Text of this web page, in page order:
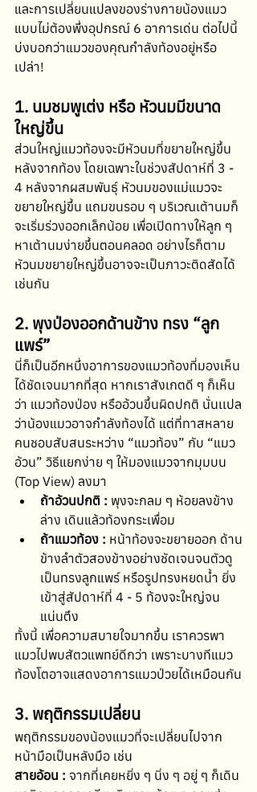
และการเปลี่ยนแปลงของร่างกายน้องแมว
แบบไม่ต้องพึ่งอุปกรณ์ 6 อาการเด่น ต่อไปนี้
บ่งบอกว่าแมวของคุณกำลังท้องอยู่หรือ
เปล่า!
1. นมชมพูเต่ง หรือ หัวนมมีขนาด
ใหญ่ขึ้น
ส่วนใหญ่แมวท้องจะมีหัวนมที่ขยายใหญ่ขึ้น
หลังจากท้อง โดยเฉพาะในช่วงสัปดาห์ที่ 3 -
4 หลังจากผสมพันธุ์ หัวนมของแม่แมวจะ
ขยายใหญ่ขึ้น แถมขนรอบ ๆ บริเวณเต้านมก็
จะเริ่มร่วงออกเล็กน้อย เพื่อเปิดทางให้ลูก ๆ
หาเต้านมง่ายขึ้นตอนคลอด อย่างไรก็ตาม
หัวนมขยายใหญ่ขึ้นอาจจะเป็นภาวะติดสัดได้
เช่นกัน
2. พุงป่องออกด้านข้าง ทรง “ลูก
แพร์”
นี่ก็เป็นอีกหนึ่งอาการของแมวท้องที่มองเห็น
ได้ชัดเจนมากที่สุด หากเราสังเกตดี ๆ ก็เห็น
ว่า แมวท้องป่อง หรืออ้วนขึ้นผิดปกติ นั่นเเปล
ว่าน้องแมวอาจกำลังท้องได้ แต่ที่ทาสหลาย
คนชอบสับสนระหว่าง “แมวท้อง” กับ “แมว
อ้วน” วิธีแยกง่าย ๆ ให้มองแมวจากมุมบน
(Top View) ลงมา
ถ้าอ้วนปกติ : พุงจะกลม ๆ ห้อยลงข้าง
ล่าง เดินแล้วท้องกระเพื่อม
ถ้าแมวท้อง : หน้าท้องจะขยายออก ด้าน
ข้างลำตัวสองข้างอย่างชัดเจนจนตัวดู
เป็นทรงลูกแพร์ หรือรูปทรงหยดน้ำ ยิ่ง
เข้าสู่สัปดาห์ที่ 4 - 5 ท้องจะใหญ่จน
แน่นตึง
ทั้งนี้ เพื่อความสบายใจมากขึ้น เราควรพา
แมวไปพบสัตวแพทย์ดีกว่า เพราะบางทีแมว
ท้องโตอาจแสดงอาการแมวป่วยได้เหมือนกัน
3. พฤติกรรมเปลี่ยน
พฤติกรรมของน้องแมวที่จะเปลี่ยนไปจาก
หน้ามือเป็นหลังมือ เช่น
สายอ้อน : จากที่เคยหยิ่ง ๆ นิ่ง ๆ อยู่ ๆ ก็เดิน